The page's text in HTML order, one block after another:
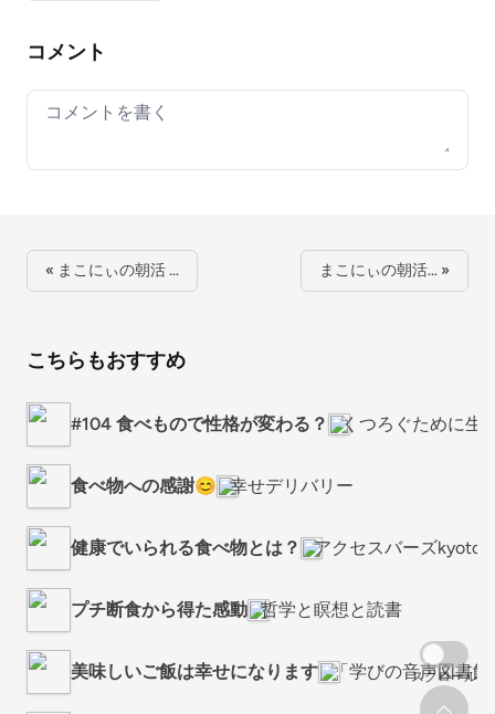
コメント
Your comment
« まこにぃの朝活 … まこにぃの朝活… »
こちらもおすすめ
#104 食べもので性格が変わる？ くつろぐために生
食べ物への感謝😊 幸せデリバリー
健康でいられる食べ物とは？ アクセスバーズkyoto
プチ断食から得た感動 哲学と瞑想と読書
美味しいご飯は幸せになります 「学びの音声図書
スクロール